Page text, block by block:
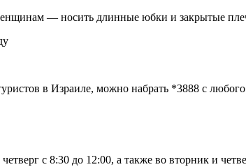
— носить длинные юбки и закрытые
в Израиле, можно набрать *3888 с
с 8:30 до 12:00, а также во вторник и